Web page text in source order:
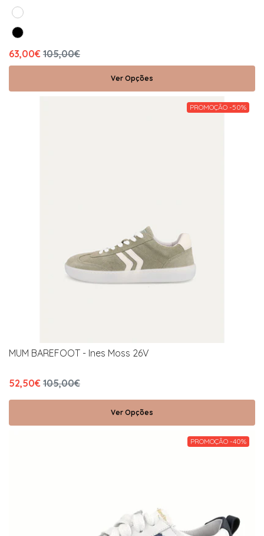
63,00€ 105,00€
Ver Opções
PROMOÇÃO -50%
MUM BAREFOOT - Ines Moss 26V
52,50€ 105,00€
Ver Opções
PROMOÇÃO -40%